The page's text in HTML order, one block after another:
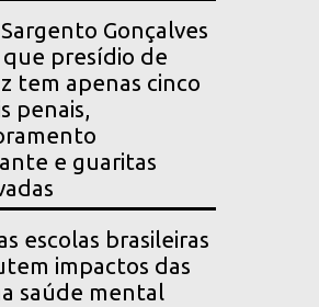
Gonçalves
presídio de
tem apenas cinco
penais,
e guaritas
escolas brasileiras
impactos das
saúde mental